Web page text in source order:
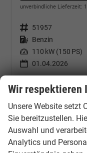
unverbindliche Lieferzeit:
Fahrzeugnr. 51957
Kraftstoff Benzin
Leistung 110 kW (150 PS)
01.04.2026
34.990,– €
incl. 19% MwSt.
Verbrauch
CO2-Klasse: D
2
Wir respektieren
Unsere Website setzt
Sie bereitzustellen.
Auswahl und
Analytics und